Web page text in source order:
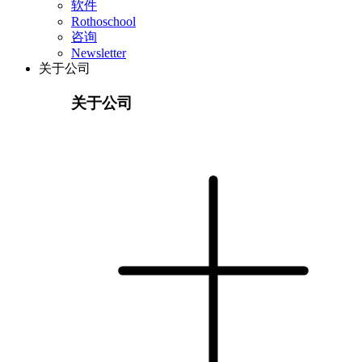
软件
Rothoschool
咨询
Newsletter
关于公司
关于公司